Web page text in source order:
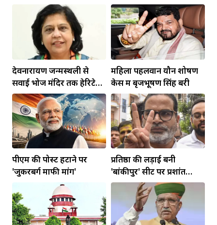
देवनारायण जन्मस्थली से
सवाई भोज मंदिर तक हेरिटेज
कॉरिडोर बनाने की मांग
महिला पहलवान यौन शोषण
केस में बृजभूषण सिंह बरी
पीएम की पोस्ट हटाने पर
'जुकरबर्ग माफी मांगें'
प्रतिष्ठा की लड़ाई बनी
'बांकीपुर' सीट पर प्रशांत
किशोर की जीत